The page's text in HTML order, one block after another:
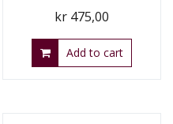
kr 475,00
Add to cart